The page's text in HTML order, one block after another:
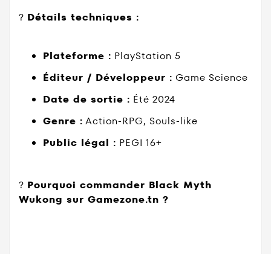
? Détails techniques :
Plateforme : PlayStation 5
Éditeur / Développeur : Game Science
Date de sortie : Été 2024
Genre : Action-RPG, Souls-like
Public légal : PEGI 16+
? Pourquoi commander Black Myth
Wukong sur Gamezone.tn ?